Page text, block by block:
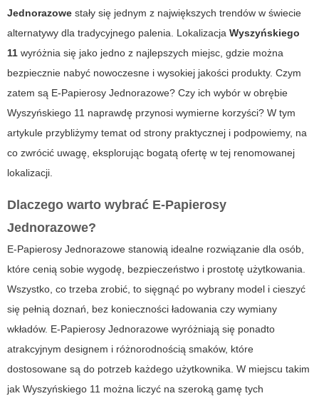
Jednorazowe stały się jednym z największych trendów w świecie
alternatywy dla tradycyjnego palenia. Lokalizacja Wyszyńskiego
11 wyróżnia się jako jedno z najlepszych miejsc, gdzie można
bezpiecznie nabyć nowoczesne i wysokiej jakości produkty. Czym
zatem są E-Papierosy Jednorazowe? Czy ich wybór w obrębie
Wyszyńskiego 11 naprawdę przynosi wymierne korzyści? W tym
artykule przybliżymy temat od strony praktycznej i podpowiemy, na
co zwrócić uwagę, eksplorując bogatą ofertę w tej renomowanej
lokalizacji.
Dlaczego warto wybrać E-Papierosy
Jednorazowe?
E-Papierosy Jednorazowe stanowią idealne rozwiązanie dla osób,
które cenią sobie wygodę, bezpieczeństwo i prostotę użytkowania.
Wszystko, co trzeba zrobić, to sięgnąć po wybrany model i cieszyć
się pełnią doznań, bez konieczności ładowania czy wymiany
wkładów. E-Papierosy Jednorazowe wyróżniają się ponadto
atrakcyjnym designem i różnorodnością smaków, które
dostosowane są do potrzeb każdego użytkownika. W miejscu takim
jak Wyszyńskiego 11 można liczyć na szeroką gamę tych